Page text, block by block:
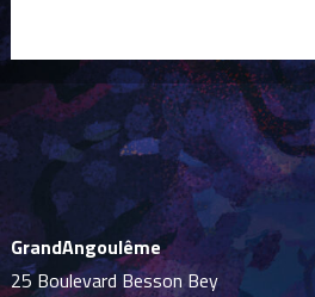
GrandAngoulême
25 Boulevard Besson Bey